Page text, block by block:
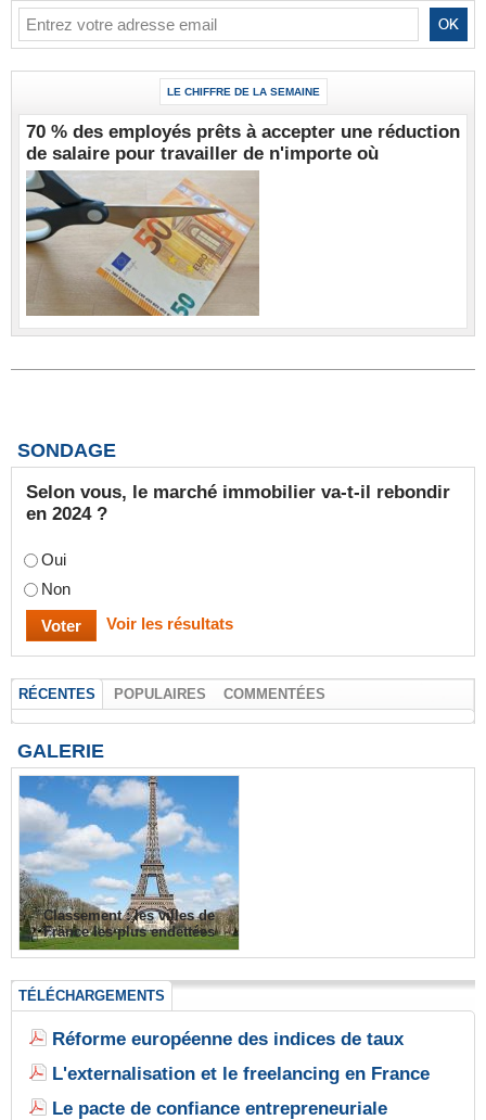
LE CHIFFRE DE LA SEMAINE
70 % des employés prêts à accepter une réduction
de salaire pour travailler de n'importe où
SONDAGE
Selon vous, le marché immobilier va-t-il rebondir
en 2024 ?
Oui
Non
Voir les résultats
RÉCENTES POPULAIRES COMMENTÉES
GALERIE
Classement : les villes de
France les plus endettées
TÉLÉCHARGEMENTS
Réforme européenne des indices de taux
L'externalisation et le freelancing en France
Le pacte de confiance entrepreneuriale